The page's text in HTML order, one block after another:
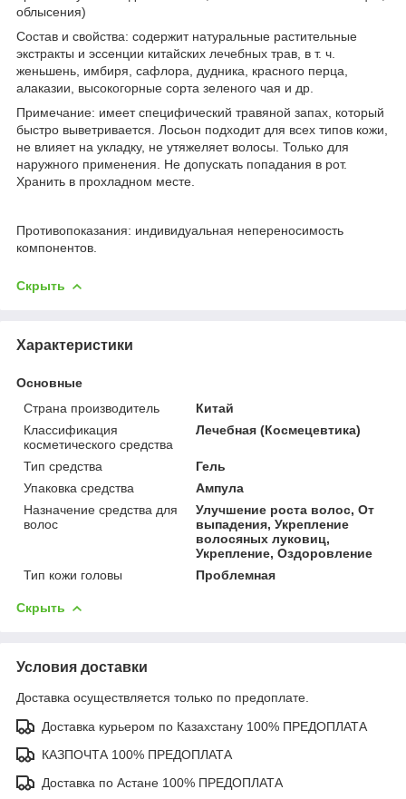
облысения)
Состав и свойства: содержит натуральные растительные
экстракты и эссенции китайских лечебных трав, в т. ч.
женьшень, имбиря, сафлора, дудника, красного перца,
алаказии, высокогорные сорта зеленого чая и др.
Примечание: имеет специфический травяной запах, который
быстро выветривается. Лосьон подходит для всех типов кожи,
не влияет на укладку, не утяжеляет волосы. Только для
наружного применения. Не допускать попадания в рот.
Хранить в прохладном месте.
Противопоказания: индивидуальная непереносимость
компонентов.
Скрыть
Характеристики
Основные
Страна производитель
Китай
Классификация
косметического средства
Лечебная (Космецевтика)
Тип средства
Гель
Упаковка средства
Ампула
Назначение средства для
волос
Улучшение роста волос, От
выпадения, Укрепление
волосяных луковиц,
Укрепление, Оздоровление
Тип кожи головы
Проблемная
Скрыть
Условия доставки
Доставка осуществляется только по предоплате.
Доставка курьером по Казахстану 100% ПРЕДОПЛАТА
КАЗПОЧТА 100% ПРЕДОПЛАТА
Доставка по Астане 100% ПРЕДОПЛАТА